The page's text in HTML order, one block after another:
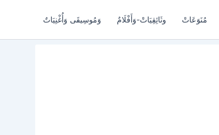
مُنَوَعَاتْ وثَائِقِيَاتْ-وَأَفْلَامٌ وَمُوسِيقَى وَأُغْنِيَاتٌ